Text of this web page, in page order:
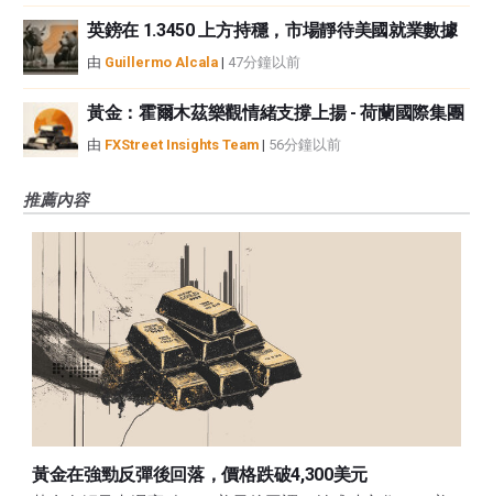
英鎊在 1.3450 上方持穩，市場靜待美國就業數據
由 Guillermo Alcala | 47分鐘以前
黃金：霍爾木茲樂觀情緒支撐上揚 - 荷蘭國際集團
由 FXStreet Insights Team | 56分鐘以前
推薦內容
黃金在強勁反彈後回落，價格跌破4,300美元